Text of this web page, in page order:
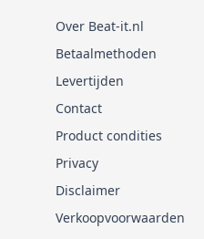
Over Beat-it.nl
Betaalmethoden
Levertijden
Contact
Product condities
Privacy
Disclaimer
Verkoopvoorwaarden